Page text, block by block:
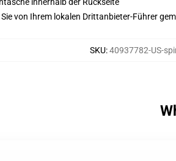
von Ihrem lokalen Drittanbieter-Führer
SKU:40937782-US-